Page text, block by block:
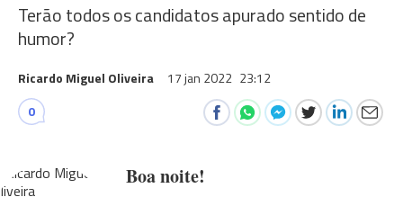
Terão todos os candidatos apurado sentido de
humor?
Ricardo Miguel Oliveira 17 jan 2022 23:12
0
Boa noite!